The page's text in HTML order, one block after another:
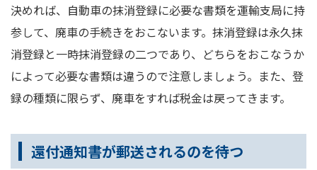
決めれば、自動車の抹消登録に必要な書類を運輸支局に持
参して、廃車の手続きをおこないます。抹消登録は永久抹
消登録と一時抹消登録の二つであり、どちらをおこなうか
によって必要な書類は違うので注意しましょう。また、登
録の種類に限らず、廃車をすれば税金は戻ってきます。
還付通知書が郵送されるのを待つ